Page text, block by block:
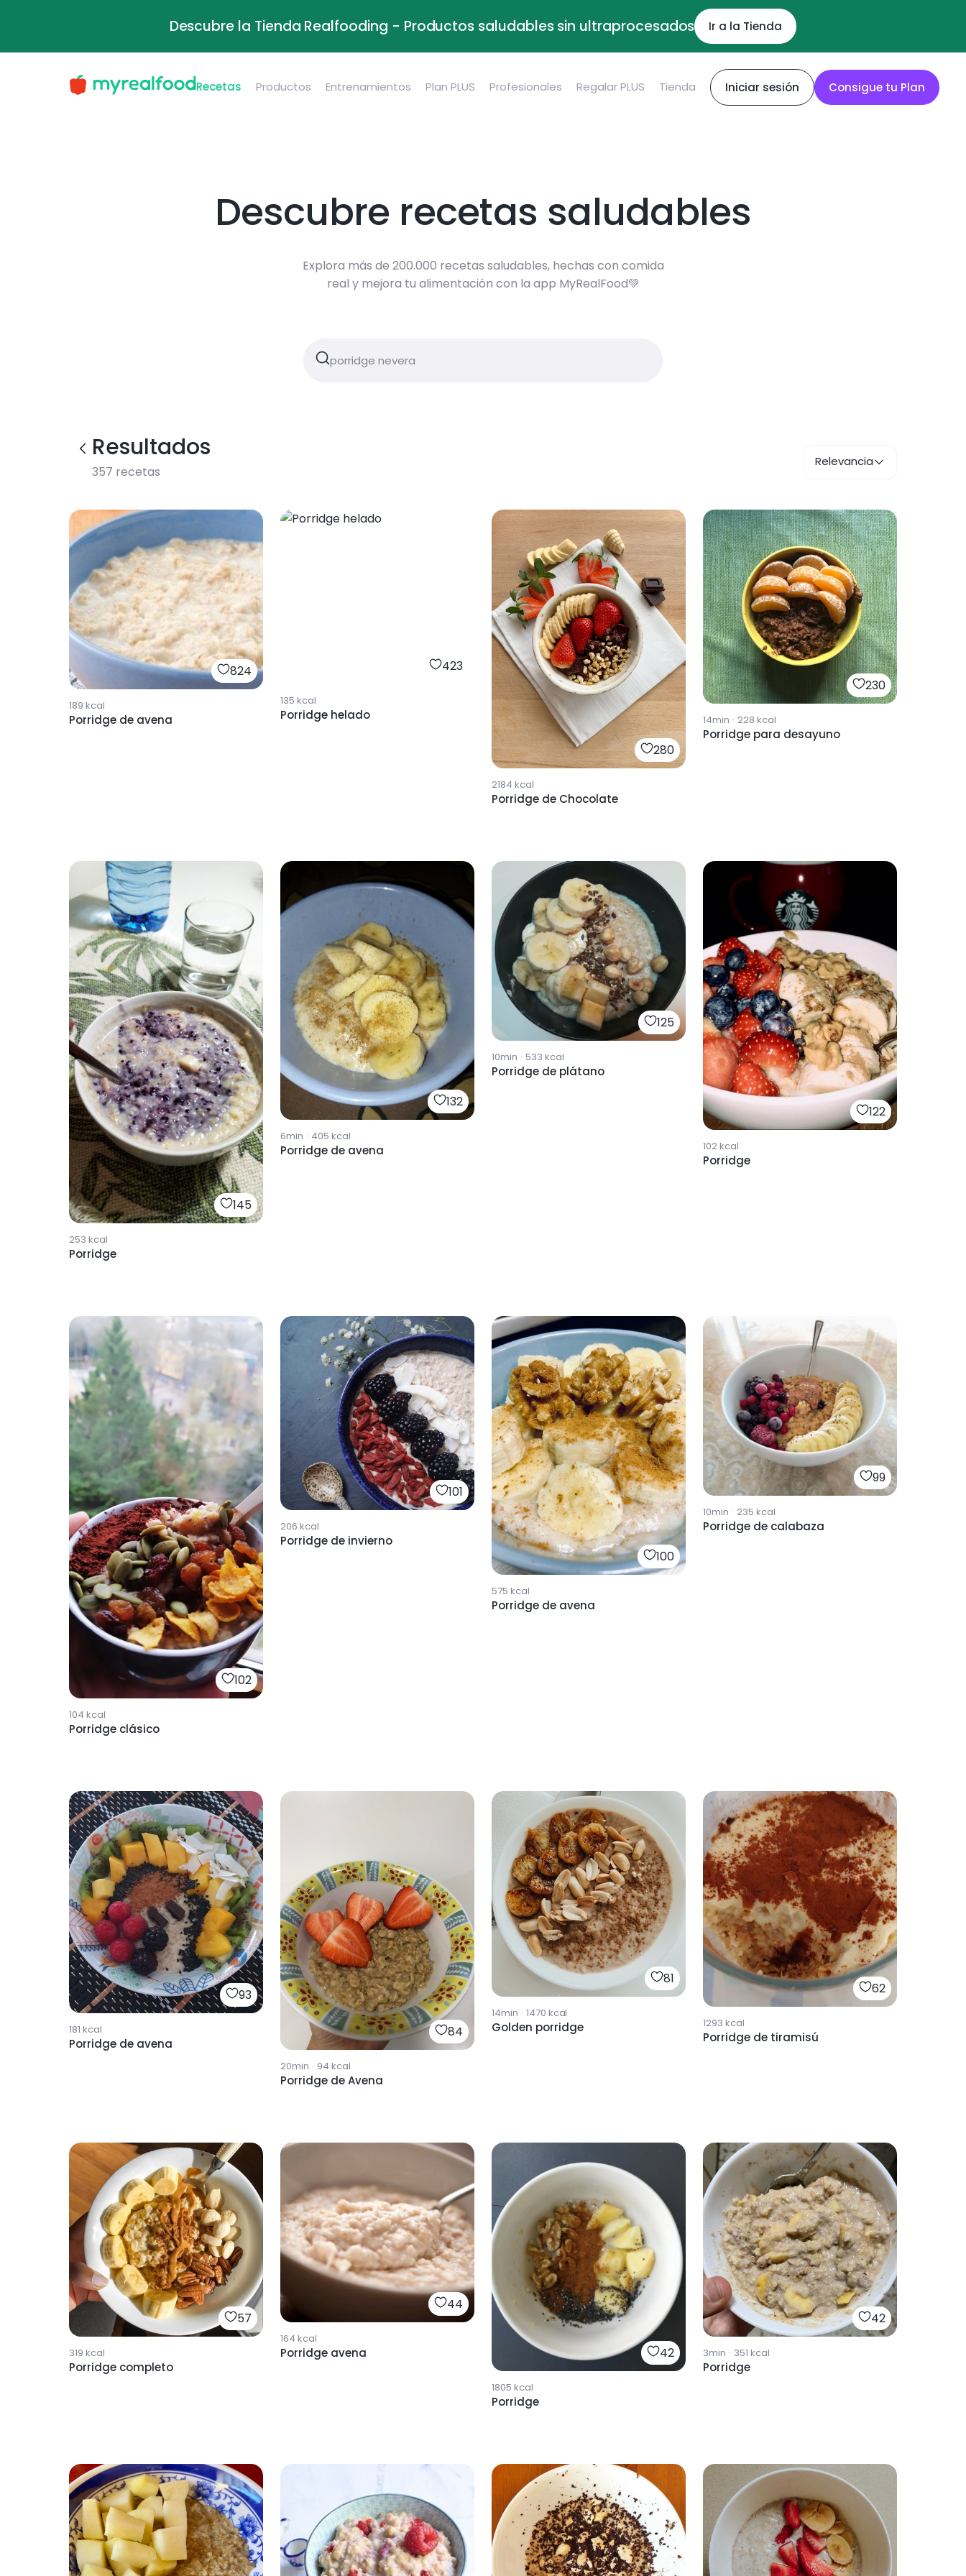
Descubre la Tienda Realfooding - Productos saludables sin ultraprocesados Ir a la Tienda
Recetas Productos Entrenamientos Plan PLUS Profesionales Regalar PLUS Tienda Iniciar sesión Consigue tu Plan
Descubre recetas saludables
Explora más de 200.000 recetas saludables, hechas con comida
real y mejora tu alimentación con la app MyRealFood💚
Resultados
357 recetas
Relevancia
824
189 kcal
Porridge de avena
423
135 kcal
Porridge helado
280
2184 kcal
Porridge de Chocolate
230
14min · 228 kcal
Porridge para desayuno
145
253 kcal
Porridge
132
6min · 405 kcal
Porridge de avena
125
10min · 533 kcal
Porridge de plátano
122
102kcal
Porridge
102
104 kcal
Porridge clásico
101
206 kcal
Porridge de invierno
100
575 kcal
Porridge de avena
99
10min · 235 kcal
Porridge de calabaza
93
181 kcal
Porridge de avena
84
20min · 94 kcal
Porridge de Avena
81
14min · 1470 kcal
Golden porridge
62
1293 kcal
Porridge de tiramisú
57
319 kcal
Porridge completo
44
164 kcal
Porridge avena 42
1805 kcal
Porridge
42
3min · 351 kcal
Porridge